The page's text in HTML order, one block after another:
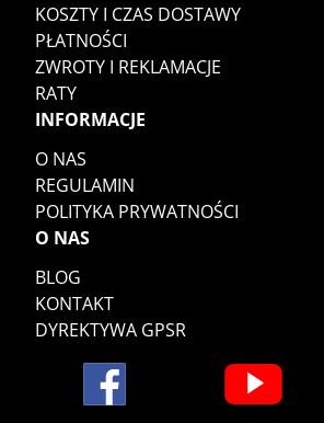
KOSZTY I CZAS DOSTAWY
PŁATNOŚCI
ZWROTY I REKLAMACJE
RATY
INFORMACJE
O NAS
REGULAMIN
POLITYKA PRYWATNOŚCI
O NAS
BLOG
KONTAKT
DYREKTYWA GPSR